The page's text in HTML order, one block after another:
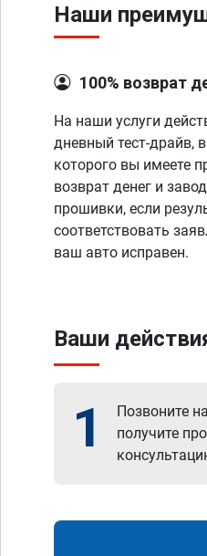
Наши
100% возврат
На наши услуги
дневный тест-драйв,
которого вы имеете
возврат денег и
прошивки, если
соответствовать
ваш авто исправен.
Ваши
1 Позвоните
получите